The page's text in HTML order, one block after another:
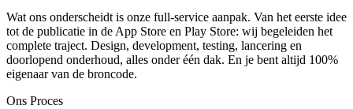
Wat ons onderscheidt is onze full-service aanpak. Van het eerste idee
tot de publicatie in de App Store en Play Store: wij begeleiden het
complete traject. Design, development, testing, lancering en
doorlopend onderhoud, alles onder één dak. En je bent altijd 100%
eigenaar van de broncode.
Ons Proces